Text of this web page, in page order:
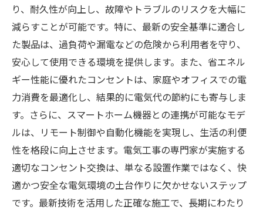
り、耐久性が向上し、故障やトラブルのリスクを大幅に
減らすことが可能です。特に、最新の安全基準に適合し
た製品は、過負荷や漏電などの危険から利用者を守り、
安心して使用できる環境を提供します。また、省エネル
ギー性能に優れたコンセントは、家庭やオフィスでの電
力消費を最適化し、結果的に電気代の節約にも寄与しま
す。さらに、スマートホーム機器との連携が可能なモデ
ルは、リモート制御や自動化機能を実現し、生活の利便
性を格段に向上させます。電気工事の専門家が実施する
適切なコンセント交換は、単なる設置作業ではなく、快
適かつ安全な電気環境の土台作りに欠かせないステップ
です。最新技術を活用した正確な施工で、長期にわたり